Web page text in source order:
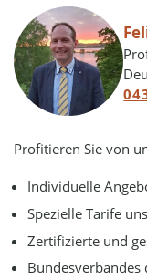
Profitieren Sie von
Individuelle
Spezielle Tarife
Zertifizierte und